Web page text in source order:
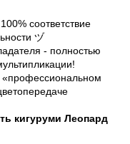
соответствие
ヅ
- полностью
«профессиональном
кигуруми Леопард